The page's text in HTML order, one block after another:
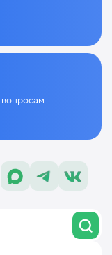
вопросам